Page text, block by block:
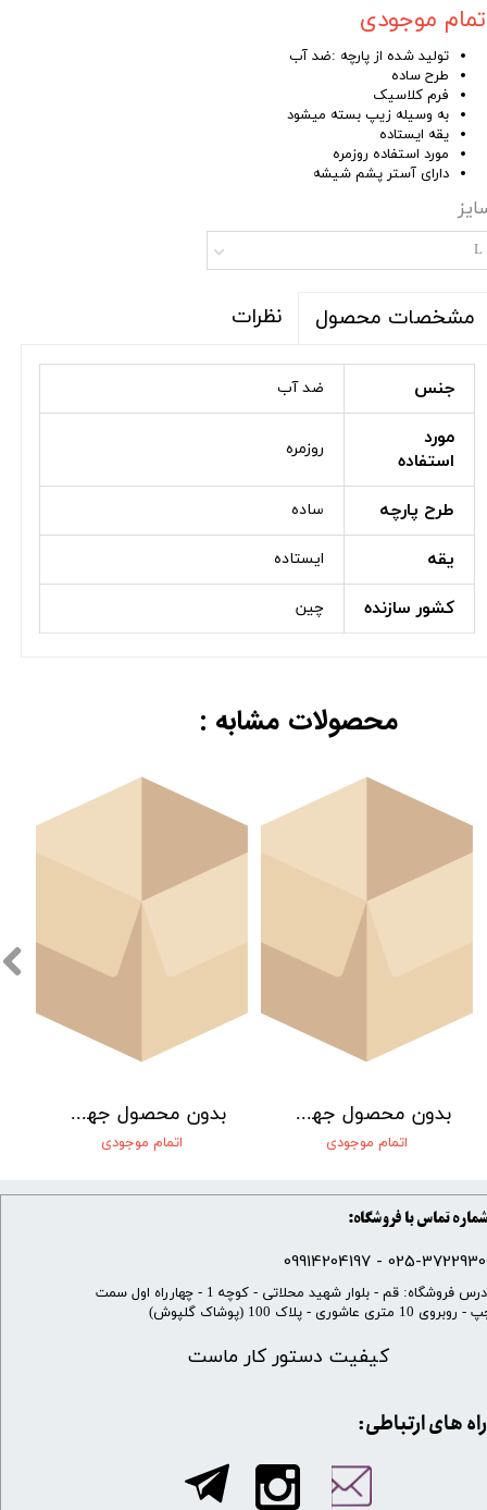
موجودی
تولید شده از پارچه :ضد آب
طرح ساده
فرم کلاسیک
به وسیله زیپ بسته میشود
یقه ایستاده
مورد استفاده روزمره
دارای آستر پشم شیشه
L
مشخصات محصول نظرات
جنس ضد آب
مورد
استفاده
روزمره
طرح پارچه ساده
یقه ایستاده
کشور سازنده چین
بدون محصول جهت نمایش
اتمام موجودی
بدون محصول جهت نمایش
اتمام موجودی
محصولات مشابه :
شماره تماس با فروشگاه:
025-37229300 -
کیفیت دستور کار ماست
​آدرس فروشگاه: قم - بلوار شهید محلاتی - کوچه 1 - چهارراه اول سمت
10 متری عاشوری - پلاک 100 (پوشاک گلپوش)
​​راه های ارتباطی: